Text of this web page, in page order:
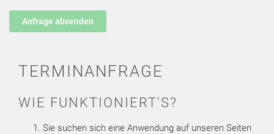
Anfrage absenden
TERMINANFRAGE
WIE FUNKTIONIERT'S?
Sie suchen sich eine Anwendung auf unseren Seiten